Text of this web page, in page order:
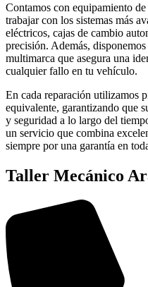
Contamos con equipamiento
trabajar con los sistemas más
eléctricos, cajas de cambio
precisión. Además,
multimarca que asegura una
cualquier fallo en tu vehículo.
En cada reparación utilizamos
equivalente, garantizando que
y seguridad a lo largo del
un servicio que combina
siempre por una garantía en
Taller Mecánico